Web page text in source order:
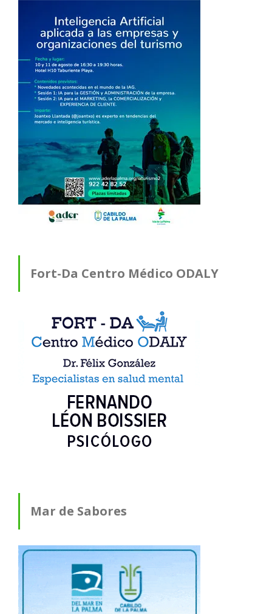
Fort-Da Centro Médico ODALY
Mar de Sabores